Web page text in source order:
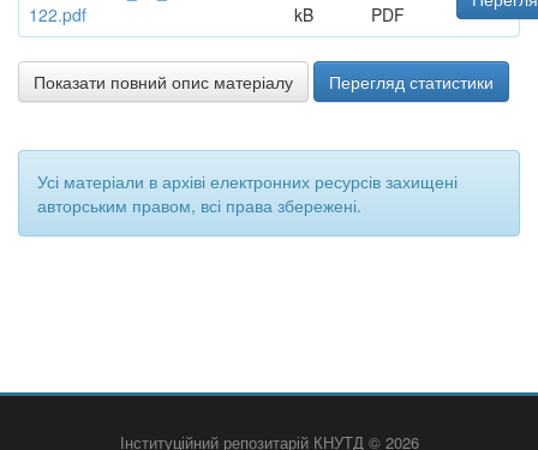
122.pdf
kB
PDF
Показати повний опис матеріалу Перегляд статистики
Усі матеріали в архіві електронних ресурсів захищені
авторським правом, всі права збережені.
Інституційний репозитарій КНУТД © 2026